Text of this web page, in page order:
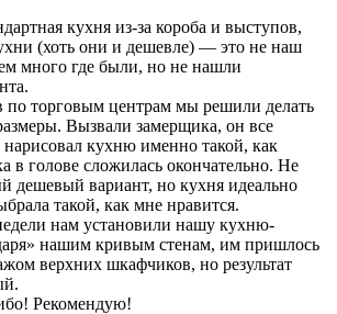
кухня из-за короба и выступов,
(хоть они и дешевле) — это не наш
много где были, но не нашли
по торговым центрам мы решили делать
Вызвали замерщика, он все
кухню именно такой, как
в голове сложилась окончательно. Не
дешевый вариант, но кухня идеально
такой, как мне нравится.
нам установили нашу кухню-
нашим кривым стенам, им пришлось
верхних шкафчиков, но результат
Рекомендую!